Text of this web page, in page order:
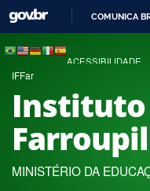
COMUNICA
ACESSIBILIDADE
IFFar
Instituto
MINISTÉRIO DA